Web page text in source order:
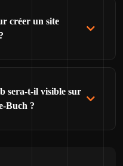
créer un site
sera-t-il visible sur
Buch ?